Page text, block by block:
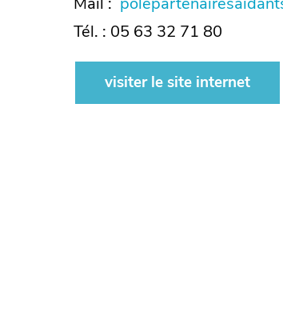
Tél. : 05 63 32 71 80
visiter le site internet